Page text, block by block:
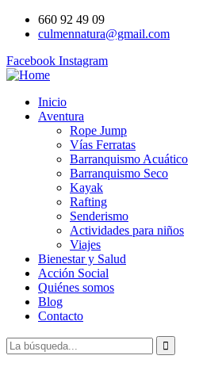
660 92 49 09
culmennatura@gmail.com
Facebook Instagram
Inicio
Aventura
Rope Jump
Vías Ferratas
Barranquismo Acuático
Barranquismo Seco
Kayak
Rafting
Senderismo
Actividades para niños
Viajes
Bienestar y Salud
Acción Social
Quiénes somos
Blog
Contacto